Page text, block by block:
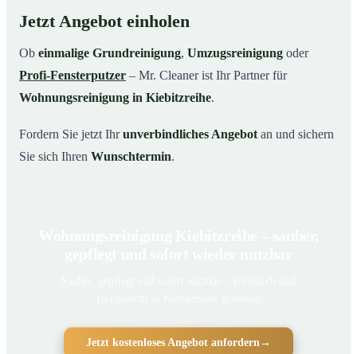
Jetzt Angebot einholen
Ob einmalige Grundreinigung, Umzugsreinigung oder
Profi-Fensterputzer – Mr. Cleaner ist Ihr Partner für
Wohnungsreinigung in Kiebitzreihe.
Fordern Sie jetzt Ihrunverbindliches Angebot an und sichern
Sie sich Ihren Wunschtermin.
Jetzt kostenloses Angebot anfordern→